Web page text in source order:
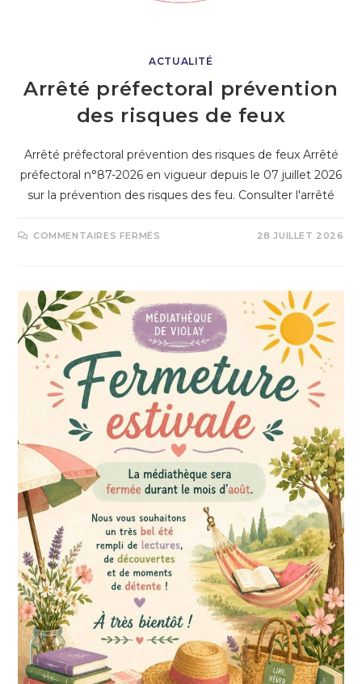
ACTUALITÉ
Arrêté préfectoral prévention
des risques de feux
Arrêté préfectoral prévention des risques de feux Arrêté
préfectoral n°87-2026 en vigueur depuis le 07 juillet 2026
sur la prévention des risques des feu. Consulter l'arrêté
COMMENTAIRES FERMÉS 28 JUILLET 2026